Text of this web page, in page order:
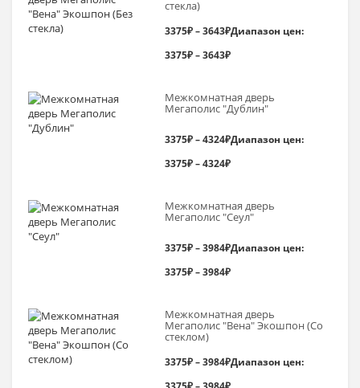
стекла)
3375₽–3643₽Диапазон цен:
3375₽ – 3643₽
Межкомнатная дверь
Мегаполис "Дублин"
3375₽–4324₽Диапазон цен:
3375₽ – 4324₽
Межкомнатная дверь
Мегаполис "Сеул"
3375₽–3984₽Диапазон цен:
3375₽ – 3984₽
Межкомнатная дверь
Мегаполис "Вена" Экошпон (Со
стеклом)
3375₽–3984₽Диапазон цен: